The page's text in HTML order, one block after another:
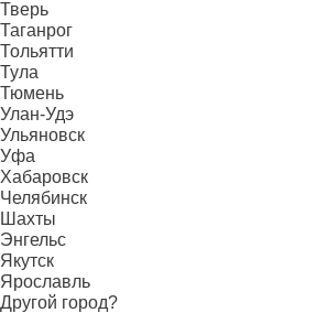
Тверь
Таганрог
Тольятти
Тула
Тюмень
Улан-Удэ
Ульяновск
Уфа
Хабаровск
Челябинск
Шахты
Энгельс
Якутск
Ярославль
Другой город?